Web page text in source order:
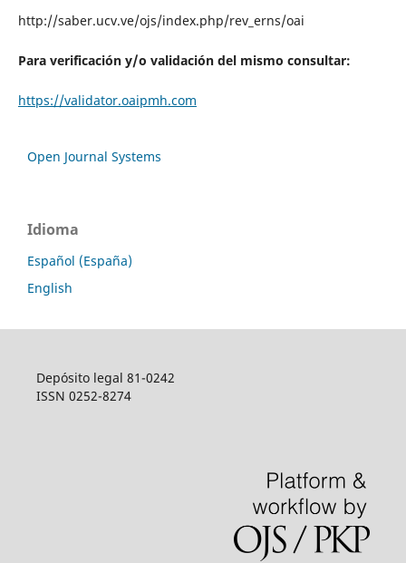
http://saber.ucv.ve/ojs/index.php/rev_erns/oai
Para verificación y/o validación del mismo consultar:
https://validator.oaipmh.com
Open Journal Systems
Idioma
Español (España)
English
Depósito legal 81-0242
ISSN 0252-8274